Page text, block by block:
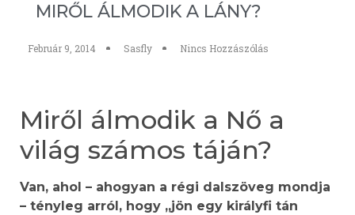
MIRŐL ÁLMODIK A LÁNY?
Február 9, 2014 Sasfly Nincs Hozzászólás
Miről álmodik a Nő a
világ számos táján?
Van, ahol – ahogyan a régi dalszöveg mondja
– tényleg arról, hogy „jön egy királyfi tán